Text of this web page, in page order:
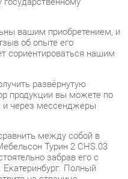
продукции вы можете по
через мессенджеры
между собой в
Турин 2 CHS.03
забрав его с
Полный
на странице